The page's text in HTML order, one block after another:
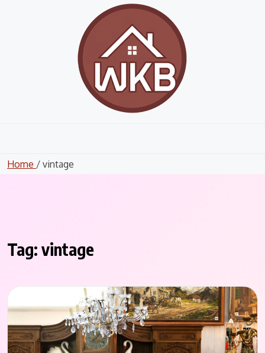
Home / vintage
Tag: vintage